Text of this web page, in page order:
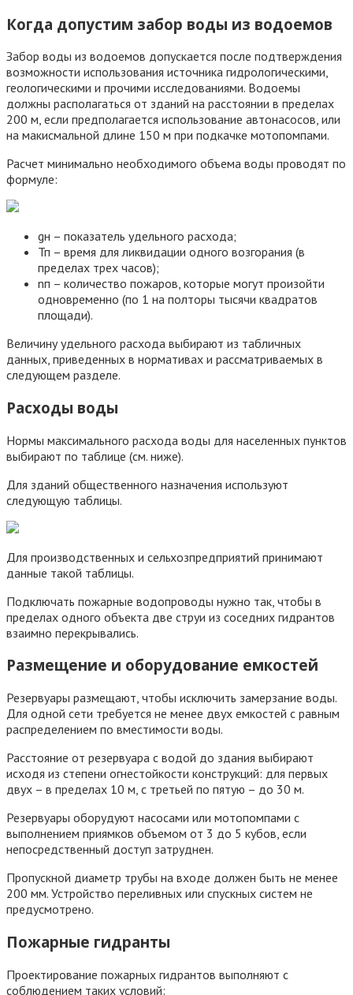
Когда допустим забор воды из водоемов
Забор воды из водоемов допускается после подтверждения
возможности использования источника гидрологическими,
геологическими и прочими исследованиями. Водоемы
должны располагаться от зданий на расстоянии в пределах
200 м, если предполагается использование автонасосов, или
на макисмальной длине 150 м при подкачке мотопомпами.
Расчет минимально необходимого объема воды проводят по
формуле:
gн – показатель удельного расхода;
Тп – время для ликвидации одного возгорания (в
пределах трех часов);
nп – количество пожаров, которые могут произойти
одновременно (по 1 на полторы тысячи квадратов
площади).
Величину удельного расхода выбирают из табличных
данных, приведенных в нормативах и рассматриваемых в
следующем разделе.
Расходы воды
Нормы максимального расхода воды для населенных пунктов
выбирают по таблице (см. ниже).
Для зданий общественного назначения используют
следующую таблицы.
Для производственных и сельхозпредприятий принимают
данные такой таблицы.
Подключать пожарные водопроводы нужно так, чтобы в
пределах одного объекта две струи из соседних гидрантов
взаимно перекрывались.
Размещение и оборудование емкостей
Резервуары размещают, чтобы исключить замерзание воды.
Для одной сети требуется не менее двух емкостей с равным
распределением по вместимости воды.
Расстояние от резервуара с водой до здания выбирают
исходя из степени огнестойкости конструкций: для первых
двух – в пределах 10 м, с третьей по пятую – до 30 м.
Резервуары оборудуют насосами или мотопомпами с
выполнением приямков объемом от 3 до 5 кубов, если
непосредственный доступ затруднен.
Пропускной диаметр трубы на входе должен быть не менее
200 мм. Устройство переливных или спускных систем не
предусмотрено.
Пожарные гидранты
Проектирование пожарных гидрантов выполняют с
соблюдением таких условий: